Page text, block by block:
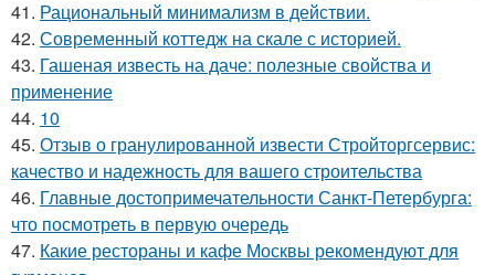
41. Рациональный минимализм в действии.
42. Современный коттедж на скале с историей.
43. Гашеная известь на даче: полезные свойства и
применение
44. 10
45. Отзыв о гранулированной извести Стройторгсервис:
качество и надежность для вашего строительства
46. Главные достопримечательности Санкт-Петербурга:
что посмотреть в первую очередь
47. Какие рестораны и кафе Москвы рекомендуют для